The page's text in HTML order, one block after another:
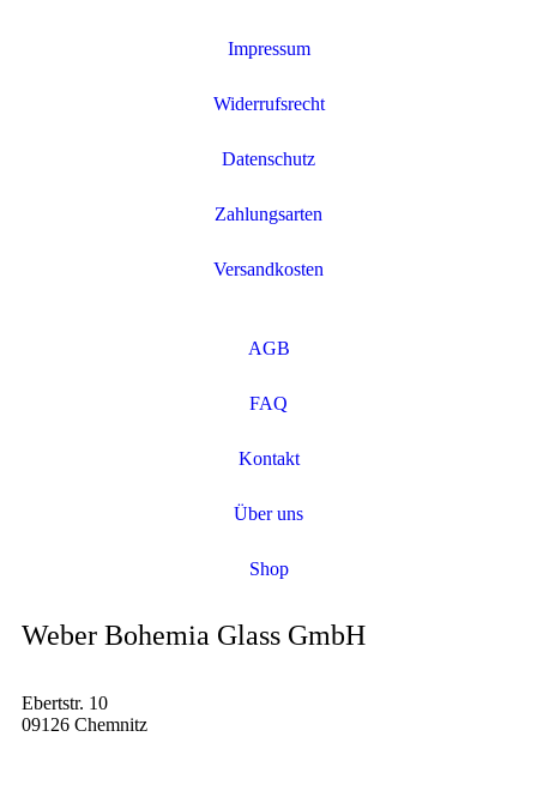
Impressum
Widerrufsrecht
Datenschutz
Zahlungsarten
Versandkosten
AGB
FAQ
Kontakt
Über uns
Shop
Weber Bohemia Glass GmbH
Ebertstr. 10
09126 Chemnitz